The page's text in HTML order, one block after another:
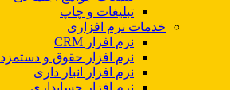
تبلیغات و چاپ
خدمات نرم افزاری
نرم افزار CRM
نرم افزار حقوق و دستمزد
نرم افزار انبار داری
نرم افزار حسابداری